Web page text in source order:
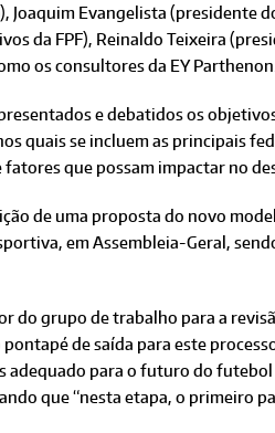
Evangelista (presidente
da FPF), Reinaldo Teixeira
os consultores da EY Parthenon.
e debatidos os
quais se incluem as principais
que possam impactar no
de uma proposta do novo
em Assembleia-Geral,
do grupo de trabalho para a
de saída para este
adequado para o futuro do
que “nesta etapa, o primeiro